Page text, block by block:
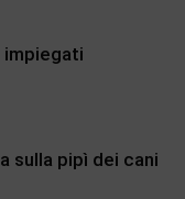
impiegati
sulla pipì dei cani